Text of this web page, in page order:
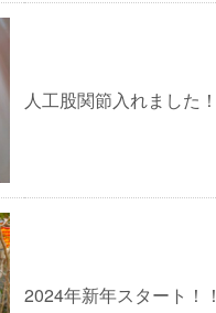
人工股関節入れました！
2024年新年スタート！！